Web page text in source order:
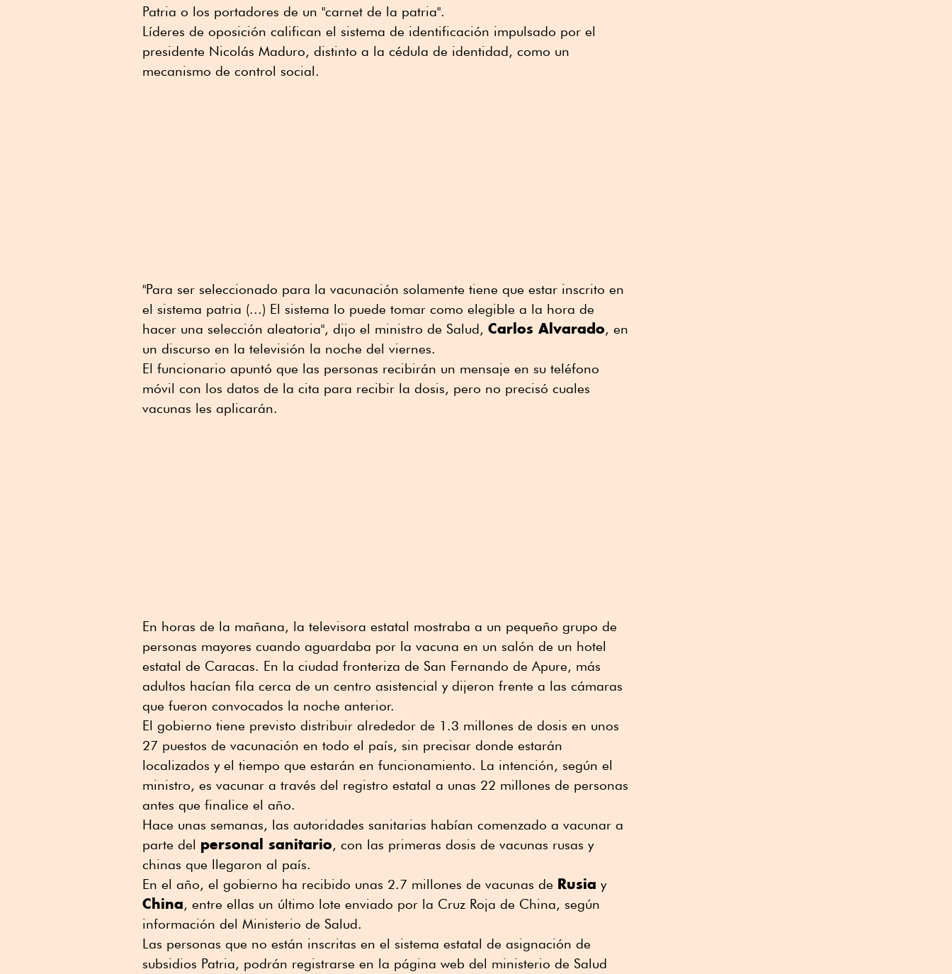
Patria o los portadores de un "carnet de la patria".
Líderes de oposición califican el sistema de identificación impulsado por el
presidente Nicolás Maduro, distinto a la cédula de identidad, como un
mecanismo de control social.
"Para ser seleccionado para la vacunación solamente tiene que estar inscrito en
el sistema patria (...) El sistema lo puede tomar como elegible a la hora de
hacer una selección aleatoria", dijo el ministro de Salud, Carlos Alvarado, en
un discurso en la televisión la noche del viernes.
El funcionario apuntó que las personas recibirán un mensaje en su teléfono
móvil con los datos de la cita para recibir la dosis, pero no precisó cuales
vacunas les aplicarán.
En horas de la mañana, la televisora estatal mostraba a un pequeño grupo de
personas mayores cuando aguardaba por la vacuna en un salón de un hotel
estatal de Caracas. En la ciudad fronteriza de San Fernando de Apure, más
adultos hacían fila cerca de un centro asistencial y dijeron frente a las cámaras
que fueron convocados la noche anterior.
El gobierno tiene previsto distribuir alrededor de 1.3 millones de dosis en unos
27 puestos de vacunación en todo el país, sin precisar donde estarán
localizados y el tiempo que estarán en funcionamiento. La intención, según el
ministro, es vacunar a través del registro estatal a unas 22 millones de personas
antes que finalice el año.
Hace unas semanas, las autoridades sanitarias habían comenzado a vacunar a
parte del personal sanitario, con las primeras dosis de vacunas rusas y
chinas que llegaron al país.
En el año, el gobierno ha recibido unas 2.7 millones de vacunas de Rusia y
China, entre ellas un último lote enviado por la Cruz Roja de China, según
información del Ministerio de Salud.
Las personas que no están inscritas en el sistema estatal de asignación de
subsidios Patria, podrán registrarse en la página web del ministerio de Salud